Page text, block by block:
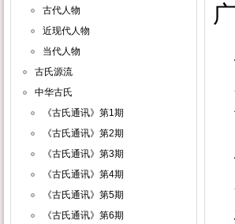
古代人物
近现代人物
当代人物
古氏源流
中华古氏
《古氏通讯》第1期
《古氏通讯》第2期
《古氏通讯》第3期
《古氏通讯》第4期
《古氏通讯》第5期
《古氏通讯》第6期